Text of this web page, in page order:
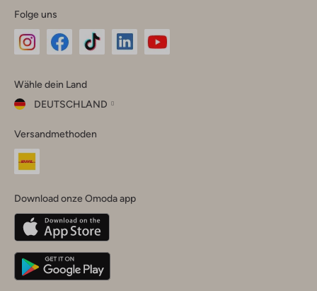
Folge uns
Instagram
Facebook
TikTok
Wähle dein Land
DEUTSCHLAND
dein
Land
Belgique(Français)
Deutschland
Versandmethoden
Download onze Omoda app